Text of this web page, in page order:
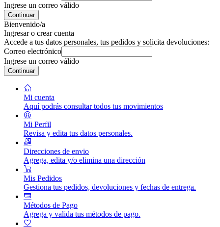
Ingrese un correo válido
Continuar
Bienvenido/a
Ingresar o crear cuenta
Accede a tus datos personales, tus pedidos y solicita devoluciones:
Correo electrónico
Ingrese un correo válido
Continuar
Mi cuenta
Aquí podrás consultar todos tus movimientos
Mi Perfil
Revisa y edita tus datos personales.
Direcciones de envio
Agrega, edita y/o elimina una dirección
Mis Pedidos
Gestiona tus pedidos, devoluciones y fechas de entrega.
Métodos de Pago
Agrega y valida tus métodos de pago.